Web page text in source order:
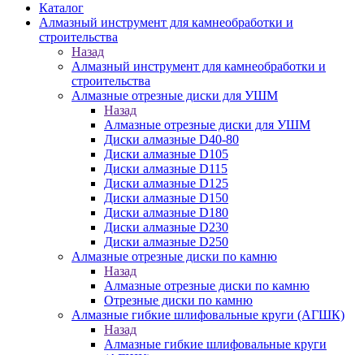
Каталог
Алмазный инструмент для камнеобработки и
строительства
Назад
Алмазный инструмент для камнеобработки и
строительства
Алмазные отрезные диски для УШМ
Назад
Алмазные отрезные диски для УШМ
Диски алмазные D40-80
Диски алмазные D105
Диски алмазные D115
Диски алмазные D125
Диски алмазные D150
Диски алмазные D180
Диски алмазные D230
Диски алмазные D250
Алмазные отрезные диски по камню
Назад
Алмазные отрезные диски по камню
Отрезные диски по камню
Алмазные гибкие шлифовальные круги (АГШК)
Назад
Алмазные гибкие шлифовальные круги